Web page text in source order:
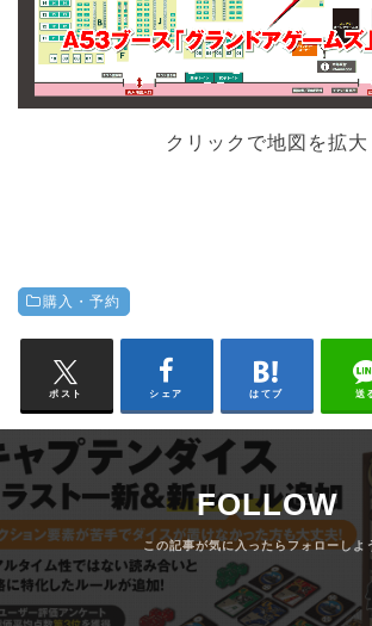
クリックで地図を拡大
購入・予約
ポスト シェア はてブ 送
FOLLOW